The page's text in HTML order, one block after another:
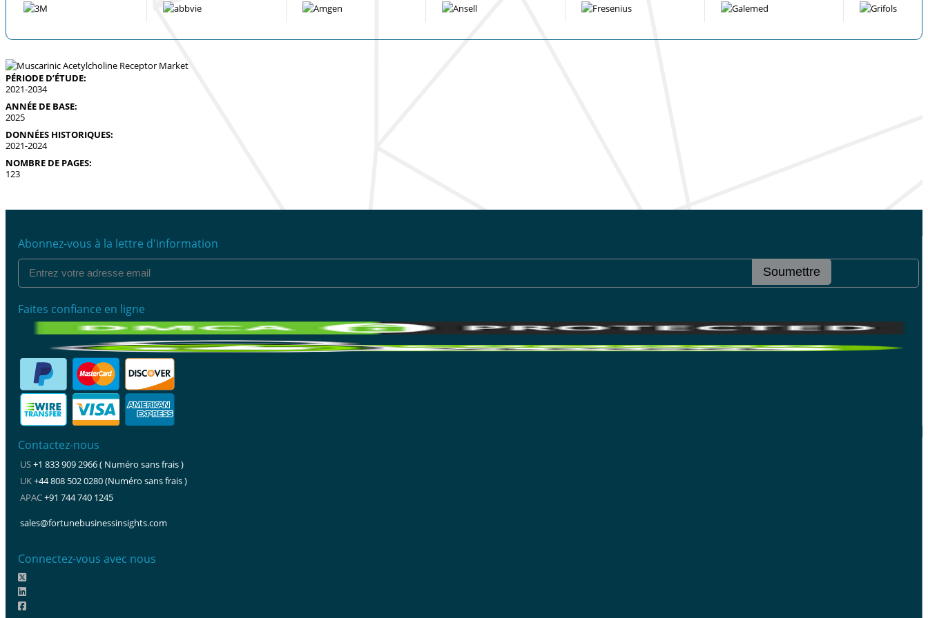
PÉRIODE D’ÉTUDE:
2021-2034
ANNÉE DE BASE:
2025
DONNÉES HISTORIQUES:
2021-2024
NOMBRE DE PAGES:
123
Abonnez-vous à la lettre d'information
Soumettre
Faites confiance en ligne
Contactez-nous
US+1 833 909 2966 ( Numéro sans frais )
UK+44 808 502 0280 (Numéro sans frais )
APAC+91 744 740 1245
sales@fortunebusinessinsights.com
Connectez-vous avec nous